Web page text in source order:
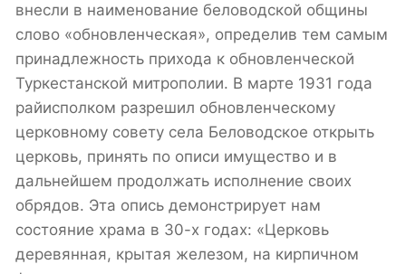
внесли в наименование беловодской общины
слово «обновленческая», определив тем самым
принадлежность прихода к обновленческой
Туркестанской митрополии. В марте 1931 года
райисполком разрешил обновленческому
церковному совету села Беловодское открыть
церковь, принять по описи имущество и в
дальнейшем продолжать исполнение своих
обрядов. Эта опись демонстрирует нам
состояние храма в 30-х годах: «Церковь
деревянная, крытая железом, на кирпичном